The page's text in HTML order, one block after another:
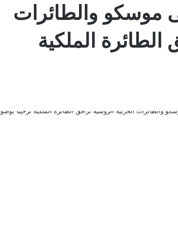
موسكو والطائرات
الطائرة الملكية